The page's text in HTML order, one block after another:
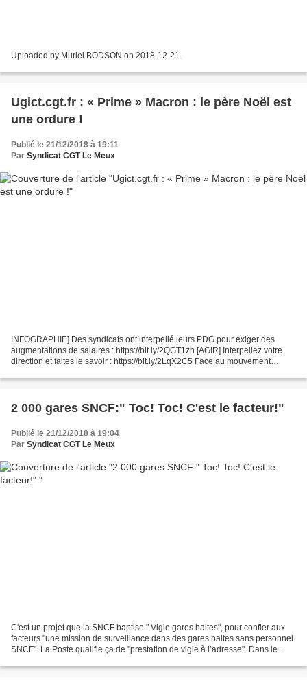
Uploaded by Muriel BODSON on 2018-12-21.
Ugict.cgt.fr : « Prime » Macron : le père Noël est
une ordure !
Publié le 21/12/2018 à 19:11
Par Syndicat CGT Le Meux
INFOGRAPHIE] Des syndicats ont interpellé leurs PDG pour exiger des
augmentations de salaires : https://bit.ly/2QGT1zh [AGIR] Interpellez votre
direction et faites le savoir : https://bit.ly/2LqX2C5 Face au mouvement
2 000 gares SNCF:" Toc! Toc! C'est le facteur!"
Publié le 21/12/2018 à 19:04
Par Syndicat CGT Le Meux
C'est un projet que la SNCF baptise " Vigie gares haltes", pour confier aux
facteurs "une mission de surveillance dans des gares haltes sans personnel
SNCF". La Poste qualifie ça de "prestation de vigie à l’adresse". Dans le